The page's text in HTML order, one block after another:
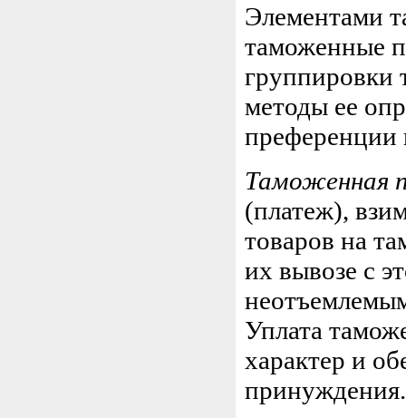
Элементами
таможенные
группировки
методы ее
преференции
Таможенная
(платеж),
товаров на
их вывозе с
Уплата
характер и
принуждения.